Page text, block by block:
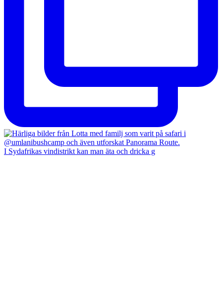
I Sydafrikas vindistrikt kan man äta och dricka g